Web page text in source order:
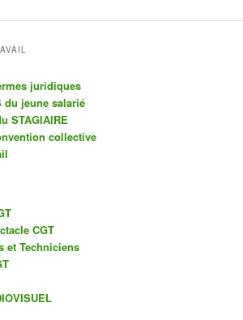
juridiques
du jeune salarié
STAGIAIRE
collective
CGT
et Techniciens